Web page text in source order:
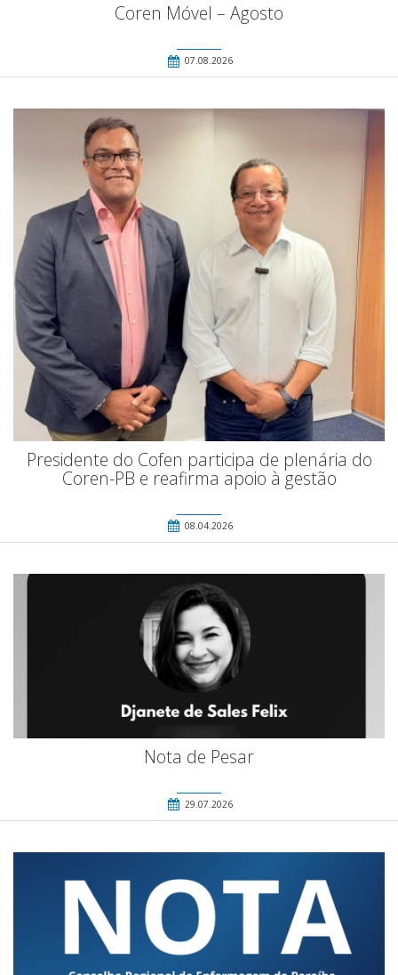
Coren Móvel – Agosto
07.08.2026
Presidente do Cofen participa de plenária do
Coren-PB e reafirma apoio à gestão
08.04.2026
Nota de Pesar
29.07.2026